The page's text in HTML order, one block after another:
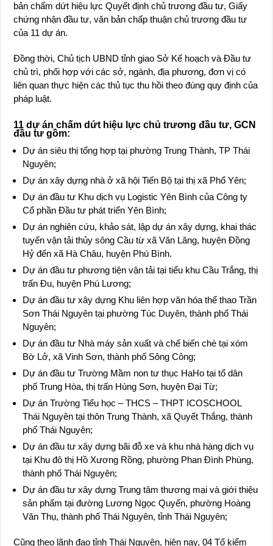
bản chấm dứt hiệu lực Quyết định chủ trương đầu tư, Giấy
chứng nhận đầu tư, văn bản chấp thuận chủ trương đầu tư
của 11 dự án.
Đồng thời, Chủ tịch UBND tỉnh giao Sở Kế hoạch và Đầu tư
chủ trì, phối hợp với các sở, ngành, địa phương, đơn vị có
liên quan thực hiện các thủ tục thu hồi theo đúng quy định của
pháp luật.
11 dự án chấm dứt hiệu lực chủ trương đầu tư, GCN
đầu tư gồm:
Dự án siêu thị tổng hợp tại phường Trung Thành, TP Thái
Nguyên;
Dự án xây dựng nhà ở xã hội Tiến Bộ tại thị xã Phổ Yên;
Dự án đầu tư Khu dịch vụ Logistic Yên Bình của Công ty
Cổ phần Đầu tư phát triển Yên Bình;
Dự án nghiên cứu, khảo sát, lập dự án xây dựng, khai thác
tuyến vận tải thủy sông Cầu từ xã Văn Lăng, huyện Đồng
Hỷ đến xã Hà Châu, huyện Phú Bình.
Dự án đầu tư phương tiện vận tải tại tiểu khu Cầu Trắng, thị
trấn Đu, huyện Phú Lương;
Dự án đầu tư xây dựng Khu liên hợp văn hóa thể thao Trần
Sơn Thái Nguyên tại phường Túc Duyên, thành phố Thái
Nguyên;
Dự án đầu tư Nhà máy sản xuất và chế biến chè tại xóm
Bờ Lở, xã Vinh Sơn, thành phố Sông Công;
Dự án đầu tư Trường Mầm non tư thục HaHo tại tổ dân
phố Trung Hòa, thị trấn Hùng Sơn, huyện Đại Từ;
Dự án Trường Tiểu học – THCS – THPT ICOSCHOOL
Thái Nguyên tại thôn Trung Thành, xã Quyết Thắng, thành
phố Thái Nguyên;
Dự án đầu tư xây dựng bãi đỗ xe và khu nhà hàng dịch vụ
tại Khu đô thị Hồ Xương Rồng, phường Phan Đình Phùng,
thành phố Thái Nguyên;
Dự án đầu tư xây dựng Trung tâm thương mại và giới thiệu
sản phẩm tại đường Lương Ngọc Quyến, phường Hoàng
Văn Thụ, thành phố Thái Nguyên, tỉnh Thái Nguyên;
Cũng theo lãnh đạo tỉnh Thái Nguyên, hiện nay, 04 Tổ kiểm